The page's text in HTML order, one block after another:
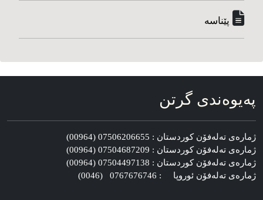
پێناسه‌
په‌یوه‌ندی گرتن
ژماره‌ی ته‌له‌فۆن کوردستان : 07506206655 (00964)
ژماره‌ی ته‌له‌فۆن کوردستان : 07504687209 (00964)
ژماره‌ی ته‌له‌فۆن کوردستان : 07504497138 (00964)
ژماره‌ی ته‌له‌فۆن ئوروپا : 0767676746 (0046)